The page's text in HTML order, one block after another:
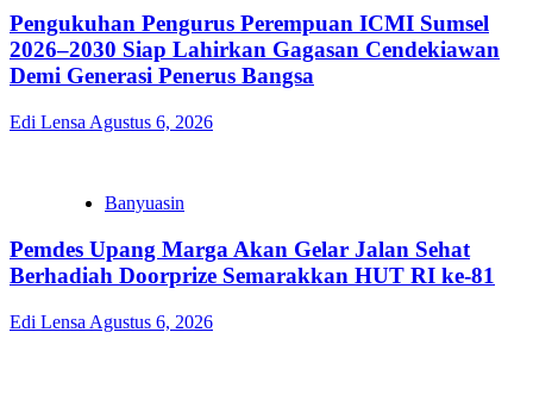
Pengukuhan Pengurus Perempuan ICMI Sumsel
2026–2030 Siap Lahirkan Gagasan Cendekiawan
Demi Generasi Penerus Bangsa
Edi Lensa Agustus 6, 2026
Banyuasin
Pemdes Upang Marga Akan Gelar Jalan Sehat
Berhadiah Doorprize Semarakkan HUT RI ke-81
Edi Lensa Agustus 6, 2026